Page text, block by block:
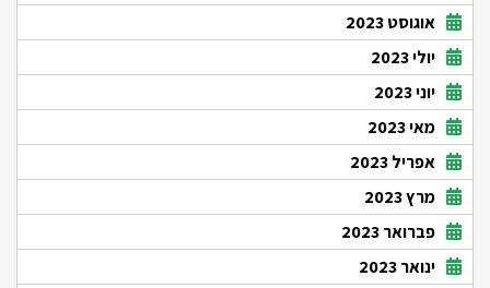
אוגוסט 2023
יולי 2023
יוני 2023
מאי 2023
אפריל 2023
מרץ 2023
פברואר 2023
ינואר 2023